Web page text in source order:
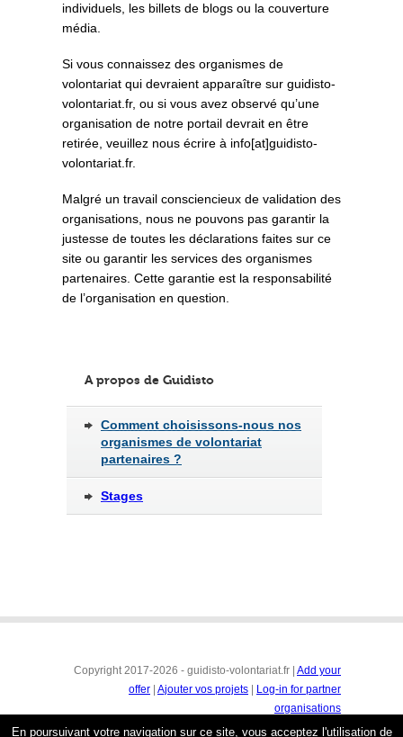
individuels, les billets de blogs ou la couverture
média.
Si vous connaissez des organismes de
volontariat qui devraient apparaître sur guidisto-
volontariat.fr, ou si vous avez observé qu’une
organisation de notre portail devrait en être
retirée, veuillez nous écrire à info[at]guidisto-
volontariat.fr.
Malgré un travail consciencieux de validation des
organisations, nous ne pouvons pas garantir la
justesse de toutes les déclarations faites sur ce
site ou garantir les services des organismes
partenaires. Cette garantie est la responsabilité
de l’organisation en question.
A propos de Guidisto
Comment choisissons-nous nos
organismes de volontariat
partenaires ?
Stages
Copyright 2017-2026 - guidisto-volontariat.fr | Add your
offer Ajouter vos projets
Log-in for partner
organisations
Conditions générales Mentions légales & protection de
En poursuivant votre navigation sur ce site, vous acceptez l'utilisation de